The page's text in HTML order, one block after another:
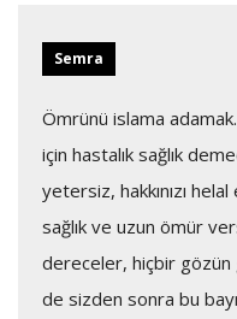
Semra
Ömrünü islama
için hastalık sağlık
yetersiz, hakkınızı
sağlık ve uzun ömür
dereceler, hiçbir
de sizden sonra bu